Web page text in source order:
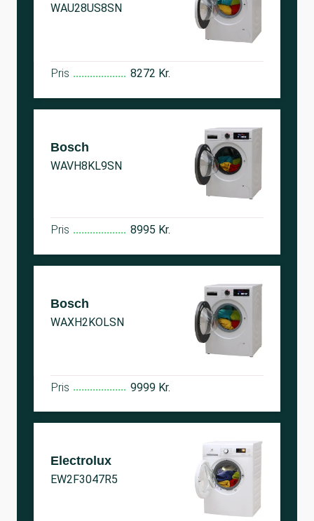
WAU28US8SN
Pris 8272 Kr.
Bosch
WAVH8KL9SN
Pris 8995 Kr.
Bosch
WAXH2KOLSN
Pris 9999 Kr.
Electrolux
EW2F3047R5